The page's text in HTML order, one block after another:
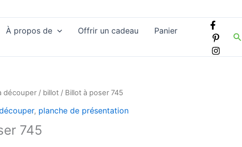
À propos de Offrir un cadeau
Panier
découper/ billot/ Billot à poser 745
, planche de présentation
745